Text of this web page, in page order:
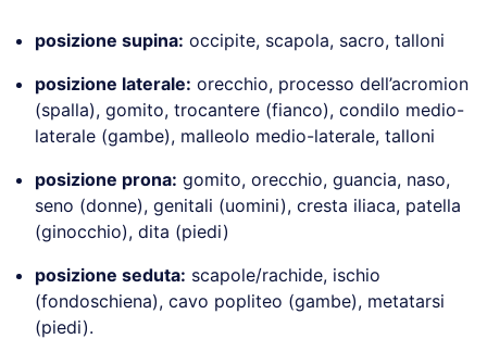
posizione supina: occipite, scapola, sacro, talloni
posizione laterale: orecchio, processo dell’acromion
(spalla), gomito, trocantere (fianco), condilo medio-
laterale (gambe), malleolo medio-laterale, talloni
posizione prona: gomito, orecchio, guancia, naso,
seno (donne), genitali (uomini), cresta iliaca, patella
(ginocchio), dita (piedi)
posizione seduta: scapole/rachide, ischio
(fondoschiena), cavo popliteo (gambe), metatarsi
(piedi).